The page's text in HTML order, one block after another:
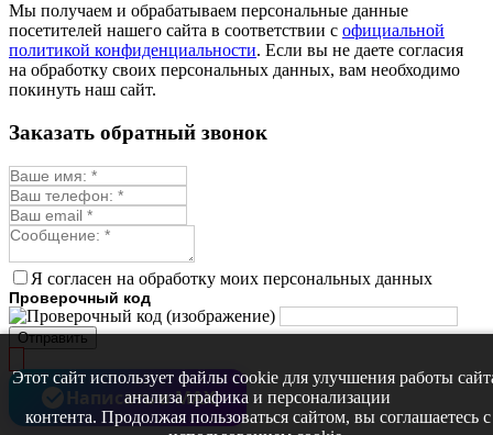
Мыльнянка
Мята
Овсяный корень
Огуречная трава
Пустырник
Репешок
Синюха
Смесь лекарственных
Стевия
Тимьян ползучий (чабрец)
Фенхель лекарственный
Цикорий лекарственный
Череда лекарственная
Чернокорень
Шалфей
Мы получаем и обрабатываем персональные данные
посетителей нашего сайта в соответствии с официальной
политикой конфиденциальности. Если вы не даете согласия
на обработку своих персональных данных, вам необходимо
покинуть наш сайт.
Этот сайт использует файлы cookie для улучшения работы
анализа трафика и персонализации
контента. Продолжая пользоваться сайтом, вы соглашаетесь с
Заказать обратный звонок
Я согласен на обработку моих персональных данных
Проверочный код
Отправить
Написать в MAX